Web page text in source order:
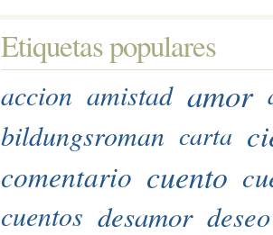
Etiquetas populares
accion amistad amor
bildungsroman carta
comentario cuento
cuentos desamor deseo